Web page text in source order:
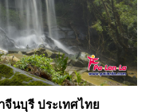
นบุรี ประเทศไทย